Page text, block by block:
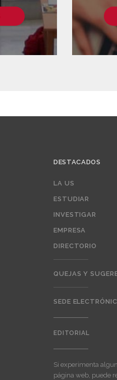
DESTACADOS
LA US
ESTUDIAR
INVESTIGAR
EMPRESA
DIRECTORIO
QUEJAS Y
SEDE
EDITORIAL
Si experimenta
página web, puede